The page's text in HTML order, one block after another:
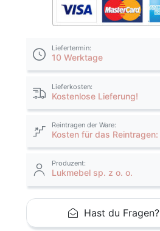
Liefertermin:
10 Werktage
Lieferkosten:
Kostenlose Lieferung!
Reintragen der Ware:
Kosten für das
Produzent:
Lukmebel sp. z o. o.
Hast du